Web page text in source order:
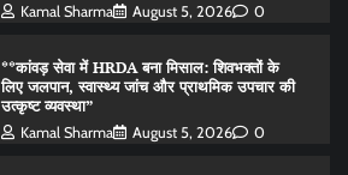
Kamal Sharma August 5, 2026 0
**कांवड़ सेवा में HRDA बना मिसाल: शिवभक्तों के
लिए जलपान, स्वास्थ्य जांच और प्राथमिक उपचार की
उत्कृष्ट व्यवस्था”
Kamal Sharma August 5, 2026 0